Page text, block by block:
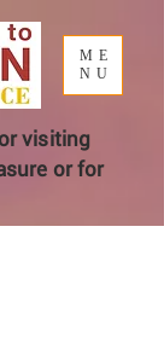
visiting
or for
ME
NU